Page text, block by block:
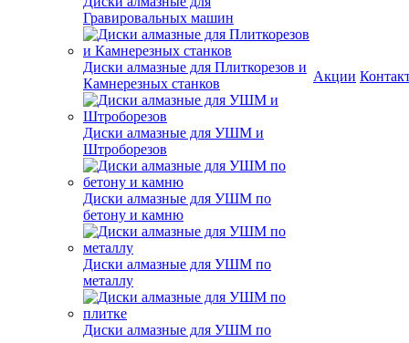
Гравировальных машин
Диски алмазные для Плиткорезов и
Камнерезных станков
Диски алмазные для УШМ и
Штроборезов
Диски алмазные для УШМ по
бетону и камню
Диски алмазные для УШМ по
металлу
Диски алмазные для УШМ по
Акции